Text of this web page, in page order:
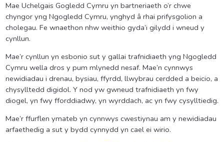
Mae Uchelgais Gogledd Cymru yn bartneriaeth o’r chwe
chyngor yng Ngogledd Cymru, ynghyd â rhai prifysgolion a
cholegau. Fe wnaethon nhw weithio gyda’i gilydd i wneud y
cynllun.
Mae’r cynllun yn esbonio sut y gallai trafnidiaeth yng Ngogledd
Cymru wella dros y pum mlynedd nesaf. Mae’n cynnwys
newidiadau i drenau, bysiau, ffyrdd, llwybrau cerdded a beicio, a
chysylltedd digidol. Y nod yw gwneud trafnidiaeth yn fwy
diogel, yn fwy fforddiadwy, yn wyrddach, ac yn fwy cysylltiedig.
Mae’r ffurflen ymateb yn cynnwys cwestiynau am y newidiadau
arfaethedig a sut y bydd cynnydd yn cael ei wirio.